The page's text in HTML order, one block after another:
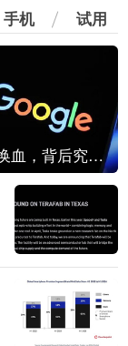
手机 试用
谷歌AI大换血，背后究竟发生了什么？